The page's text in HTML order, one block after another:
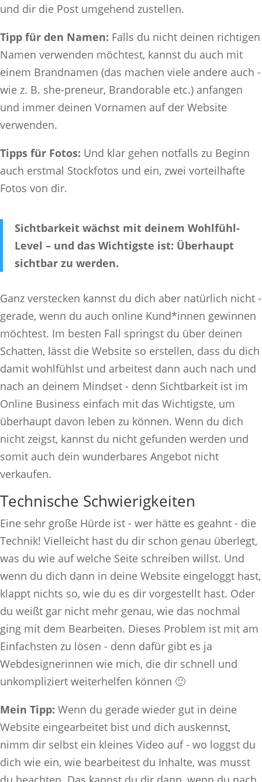
und dir die Post umgehend zustellen.
Tipp für den Namen: Falls du nicht deinen richtigen
Namen verwenden möchtest, kannst du auch mit
einem Brandnamen (das machen viele andere auch -
wie z. B. she-preneur, Brandorable etc.) anfangen
und immer deinen Vornamen auf der Website
verwenden.
Tipps für Fotos: Und klar gehen notfalls zu Beginn
auch erstmal Stockfotos und ein, zwei vorteilhafte
Fotos von dir.
Sichtbarkeit wächst mit deinem Wohlfühl-
Level – und das Wichtigste ist: Überhaupt
sichtbar zu werden.
Ganz verstecken kannst du dich aber natürlich nicht -
gerade, wenn du auch online Kund*innen gewinnen
möchtest. Im besten Fall springst du über deinen
Schatten, lässt die Website so erstellen, dass du dich
damit wohlfühlst und arbeitest dann auch nach und
nach an deinem Mindset - denn Sichtbarkeit ist im
Online Business einfach mit das Wichtigste, um
überhaupt davon leben zu können. Wenn du dich
nicht zeigst, kannst du nicht gefunden werden und
somit auch dein wunderbares Angebot nicht
verkaufen.
Technische Schwierigkeiten
Eine sehr große Hürde ist - wer hätte es geahnt - die
Technik! Vielleicht hast du dir schon genau überlegt,
was du wie auf welche Seite schreiben willst. Und
wenn du dich dann in deine Website eingeloggt hast,
klappt nichts so, wie du es dir vorgestellt hast. Oder
du weißt gar nicht mehr genau, wie das nochmal
ging mit dem Bearbeiten. Dieses Problem ist mit am
Einfachsten zu lösen - denn dafür gibt es ja
Webdesignerinnen wie mich, die dir schnell und
unkompliziert weiterhelfen können 🙂
Mein Tipp: Wenn du gerade wieder gut in deine
Website eingearbeitet bist und dich auskennst,
nimm dir selbst ein kleines Video auf - wo loggst du
dich wie ein, wie bearbeitest du Inhalte, was musst